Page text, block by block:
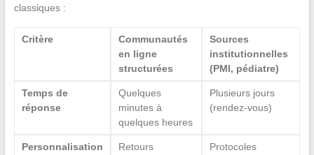
classiques :
Critère
Communautés
en ligne
structurées
Sources
institutionnelles
(PMI, pédiatre)
Temps de
réponse
Quelques
minutes à
quelques heures
Plusieurs jours
(rendez-vous)
Personnalisation Retours Protocoles